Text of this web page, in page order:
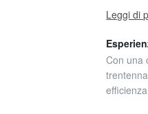
Leggi di
Con una
efficienza